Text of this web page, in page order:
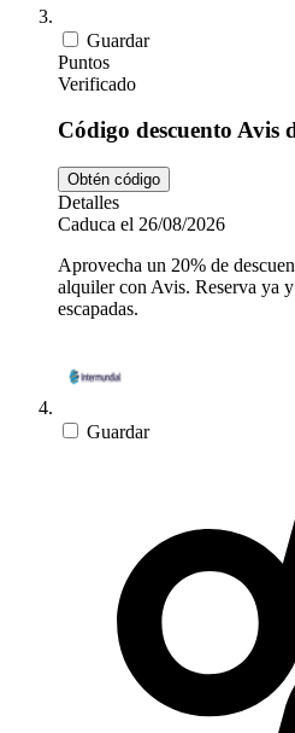
Guardar
Puntos
Verificado
Código descuento Avis
Obtén código
Detalles
Caduca el 26/08/2026
Aprovecha un 20% de
alquiler con Avis. Reserva ya
escapadas.
Guardar